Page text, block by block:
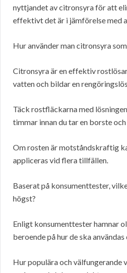
nyttjandet av citronsyra för att
effektivt det är i jämförelse med
Hur använder man citronsyra
Citronsyra är en effektiv
vatten och bildar en
Täck rostfläckarna med
timmar innan du tar en borste
Om rosten är motståndskraftig
appliceras vid flera tillfällen.
Baserat på konsumenttester,
högst?
Enligt konsumenttester hamnar
beroende på hur de ska
Hur populära och välfungerande